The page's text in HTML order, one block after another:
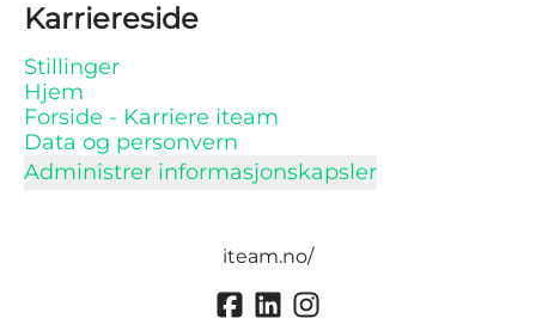
Karriereside
Stillinger
Hjem
Forside - Karriere iteam
Data og personvern
Administrer informasjonskapsler
iteam.no/